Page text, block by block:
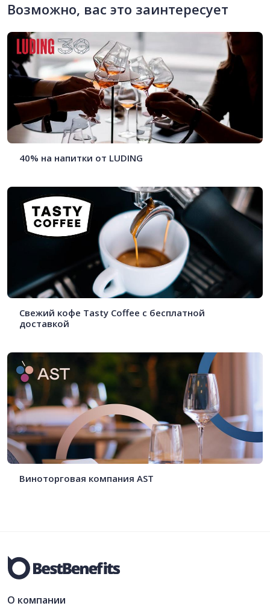
Возможно, вас это заинтересует
40% на напитки от LUDING
Свежий кофе Tasty Coffee с бесплатной
доставкой
Виноторговая компания AST
О компании